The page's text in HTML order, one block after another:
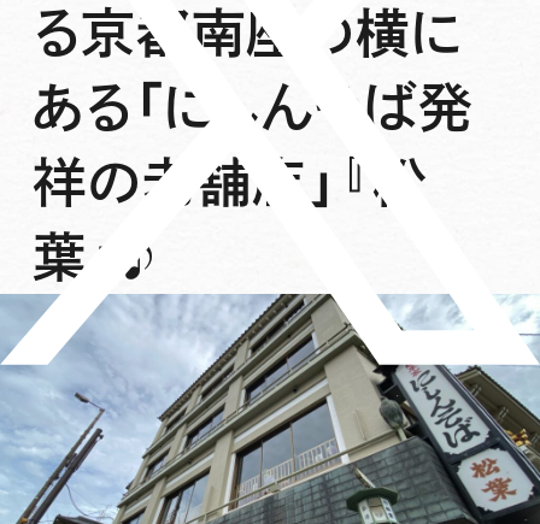
る京都南座の横に
ある「にしんそば発
祥の老舗店」『松
葉』♪